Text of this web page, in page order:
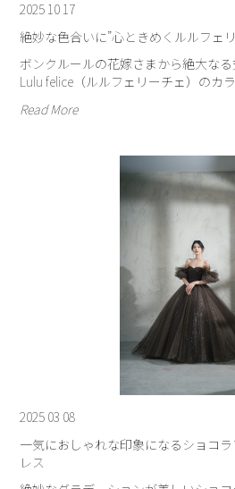
2025 10 17
絶妙な色合いに”心ときめくルルフェ
ボンクルールの花嫁さまから絶大な
Lulu felice（ルルフェリーチェ）のカ
Read More
2025 03 08
一気におしゃれな印象になるショコ
レス